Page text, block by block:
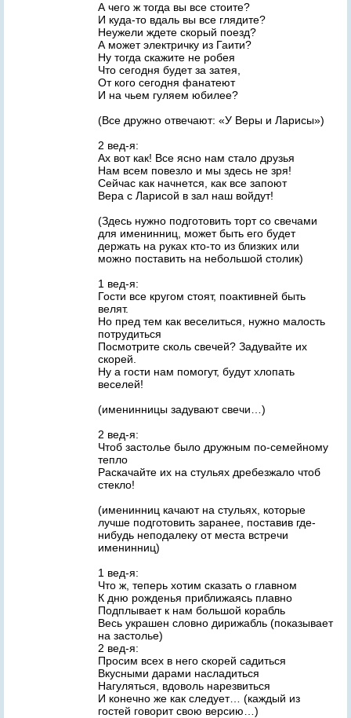
А чего ж тогда вы все стоите?
И куда-то вдаль вы все глядите?
Неужели ждете скорый поезд?
А может электричку из Гаити?
Ну тогда скажите не робея
Что сегодня будет за затея,
От кого сегодня фанатеют
И на чьем гуляем юбилее?
(Все дружно отвечают: «У Веры и Ларисы»)
2 вед-я:
Ах вот как! Все ясно нам стало друзья
Нам всем повезло и мы здесь не зря!
Сейчас как начнется, как все запоют
Вера с Ларисой в зал наш войдут!
(Здесь нужно подготовить торт со свечами
для именинниц, может быть его будет
держать на руках кто-то из близких или
можно поставить на небольшой столик)
1 вед-я:
Гости все кругом стоят, поактивней быть
велят.
Но пред тем как веселиться, нужно малость
потрудиться
Посмотрите сколь свечей? Задувайте их
скорей.
Ну а гости нам помогут, будут хлопать
веселей!
(именинницы задувают свечи…)
2 вед-я:
Чтоб застолье было дружным по-семейному
тепло
Раскачайте их на стульях дребезжало чтоб
стекло!
(именинниц качают на стульях, которые
лучше подготовить заранее, поставив где-
нибудь неподалеку от места встречи
именинниц)
1 вед-я:
Что ж, теперь хотим сказать о главном
К дню рожденья приближаясь плавно
Подплывает к нам большой корабль
Весь украшен словно дирижабль (показывает
на застолье)
2 вед-я:
Просим всех в него скорей садиться
Вкусными дарами насладиться
Нагуляться, вдоволь нарезвиться
И конечно же как следует… (каждый из
гостей говорит свою версию…)